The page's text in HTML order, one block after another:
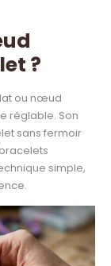
?
ou nœud
réglable. Son
sans fermoir
simple,